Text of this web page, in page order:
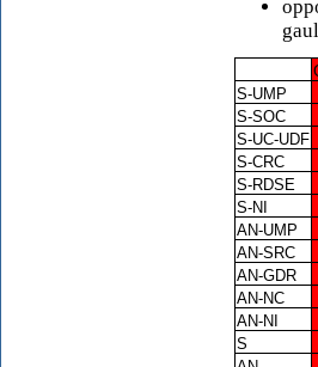
S-UMP
S-SOC
S-UC-UDF
S-CRC
S-RDSE
S-NI
AN-UMP
AN-SRC
AN-GDR
AN-NC
AN-NI
S